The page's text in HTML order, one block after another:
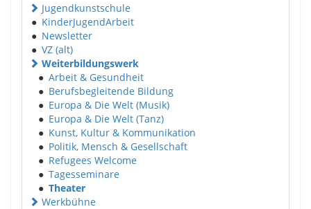
Jugendkunstschule
● KinderJugendArbeit
● Newsletter
● VZ (alt)
Weiterbildungswerk
● Arbeit & Gesundheit
● Berufsbegleitende Bildung
● Europa & Die Welt (Musik)
● Europa & Die Welt (Tanz)
● Kunst, Kultur & Kommunikation
● Politik, Mensch & Gesellschaft
● Refugees Welcome
● Tagesseminare
● Theater
Werkbühne